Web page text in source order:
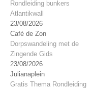
Rondleiding bunkers
Atlantikwall
23/08/2026
Café de Zon
Dorpswandeling met de
Zingende Gids
23/08/2026
Julianaplein
Gratis Thema Rondleiding